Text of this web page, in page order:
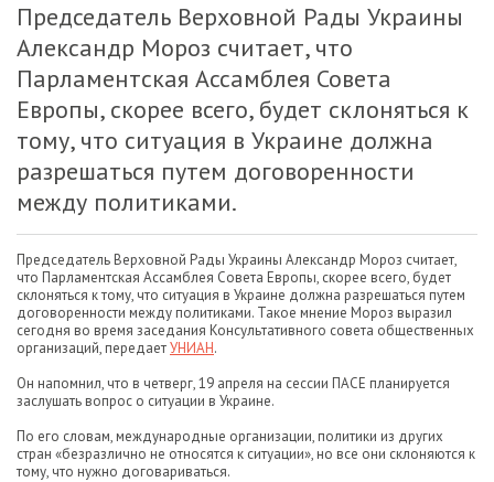
Председатель Верховной Рады Украины
Александр Мороз считает, что
Парламентская Ассамблея Совета
Европы, скорее всего, будет склоняться к
тому, что ситуация в Украине должна
разрешаться путем договоренности
между политиками.
Председатель Верховной Рады Украины Александр Мороз считает,
что Парламентская Ассамблея Совета Европы, скорее всего, будет
склоняться к тому, что ситуация в Украине должна разрешаться путем
договоренности между политиками. Такое мнение Мороз выразил
сегодня во время заседания Консультативного совета общественных
организаций, передаетУНИАН.
Он напомнил, что в четверг, 19 апреля на сессии ПАСЕ планируется
заслушать вопрос о ситуации в Украине.
По его словам, международные организации, политики из других
стран «безразлично не относятся к ситуации», но все они склоняются к
тому, что нужно договариваться.